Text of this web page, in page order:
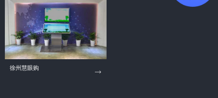
徐州慧眼购